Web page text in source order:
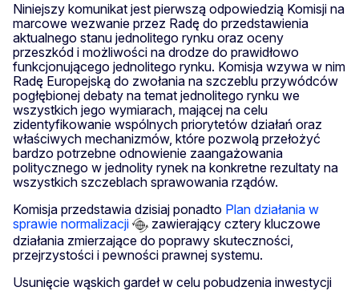
Niniejszy komunikat jest pierwszą odpowiedzią Komisji na
marcowe wezwanie przez Radę do przedstawienia
aktualnego stanu jednolitego rynku oraz oceny
przeszkód i możliwości na drodze do prawidłowo
funkcjonującego jednolitego rynku. Komisja wzywa w nim
Radę Europejską do zwołania na szczeblu przywódców
pogłębionej debaty na temat jednolitego rynku we
wszystkich jego wymiarach, mającej na celu
zidentyfikowanie wspólnych priorytetów działań oraz
właściwych mechanizmów, które pozwolą przełożyć
bardzo potrzebne odnowienie zaangażowania
politycznego w jednolity rynek na konkretne rezultaty na
wszystkich szczeblach sprawowania rządów.
Komisja przedstawia dzisiaj ponadto Plan działania w
sprawie normalizacji
zawierający cztery kluczowe
działania zmierzające do poprawy skuteczności,
przejrzystości i pewności prawnej systemu.
Usunięcie wąskich gardeł w celu pobudzenia inwestycji